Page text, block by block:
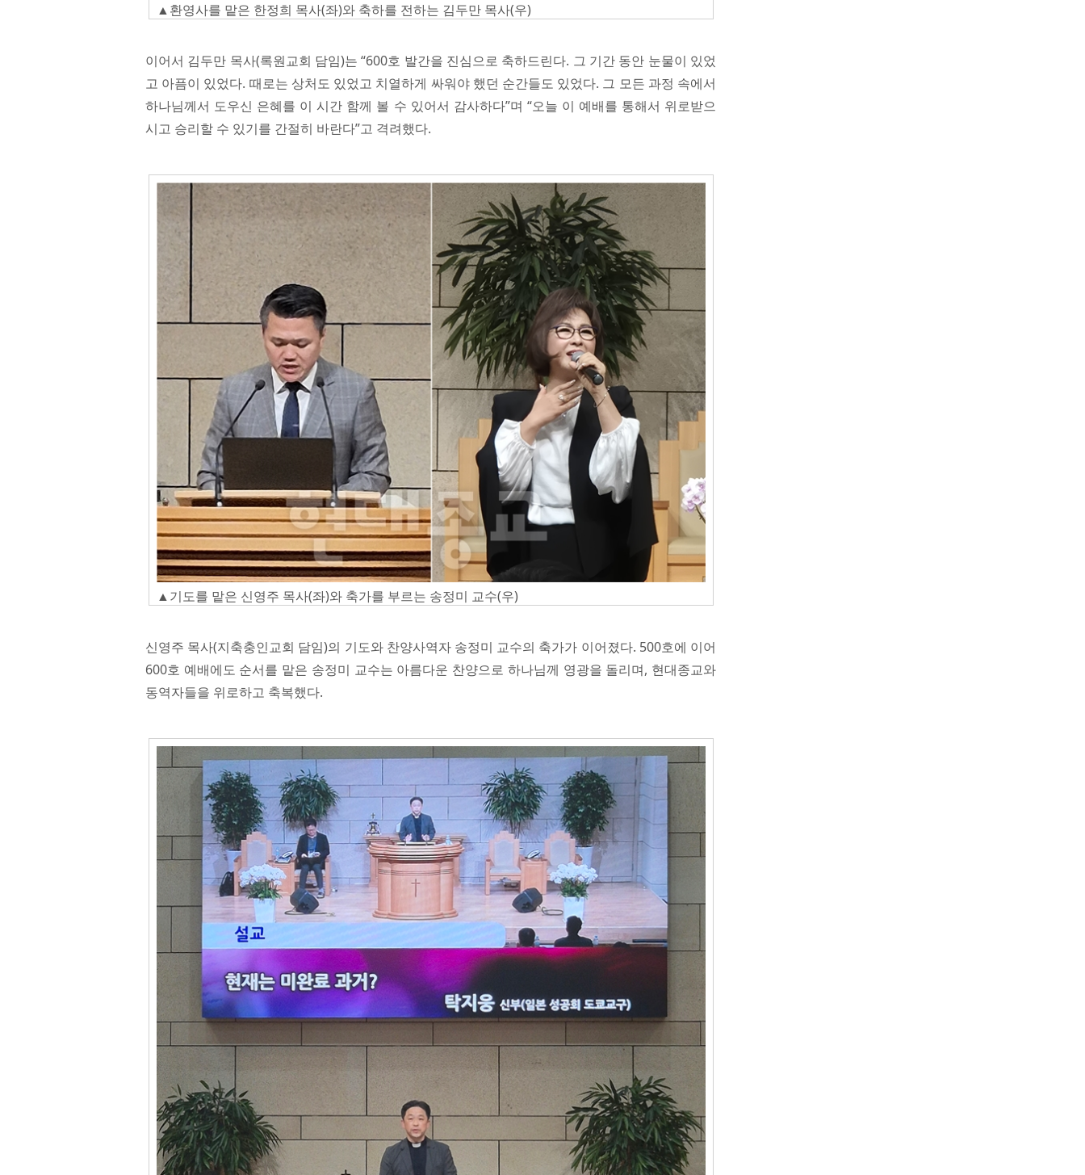
▲환영사를 맡은 한정희 목사(좌)와 축하를 전하는 김두만 목사(우)
이어서 김두만 목사(록원교회 담임)는 “600호 발간을 진심으로 축하드린다. 그 기간 동안 눈물이 있었
고 아픔이 있었다. 때로는 상처도 있었고 치열하게 싸워야 했던 순간들도 있었다. 그 모든 과정 속에서
하나님께서 도우신 은혜를 이 시간 함께 볼 수 있어서 감사하다”며 “오늘 이 예배를 통해서 위로받으
시고 승리할 수 있기를 간절히 바란다”고 격려했다.
▲기도를 맡은 신영주 목사(좌)와 축가를 부르는 송정미 교수(우)
신영주 목사(지축충인교회 담임)의 기도와 찬양사역자 송정미 교수의 축가가 이어졌다. 500호에 이어
600호 예배에도 순서를 맡은 송정미 교수는 아름다운 찬양으로 하나님께 영광을 돌리며, 현대종교와
동역자들을 위로하고 축복했다.